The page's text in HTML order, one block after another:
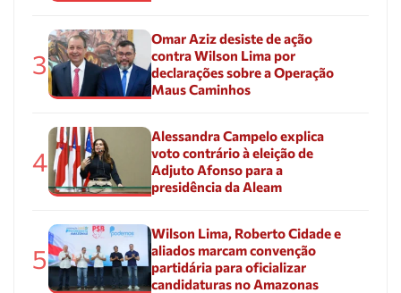
3
Omar Aziz desiste de ação
contra Wilson Lima por
declarações sobre a Operação
Maus Caminhos
4
Alessandra Campelo explica
voto contrário à eleição de
Adjuto Afonso para a
presidência da Aleam
5
Wilson Lima, Roberto Cidade e
aliados marcam convenção
partidária para oficializar
candidaturas no Amazonas